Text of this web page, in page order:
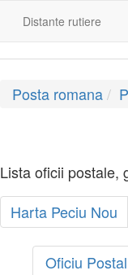
Distante rutiere
Posta romana
Lista oficii postale,
Harta Peciu Nou
Oficiu Postal